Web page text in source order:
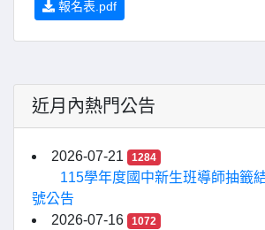
報名表.pdf
近月內熱門公告
2026-07-21 1284
115學年度國中新生班導師抽籤
號公告
2026-07-16
1072